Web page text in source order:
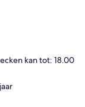
kan tot: 18.00